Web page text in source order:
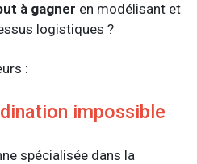
à gagner en modélisant et
logistiques ?
:
impossible
spécialisée dans la